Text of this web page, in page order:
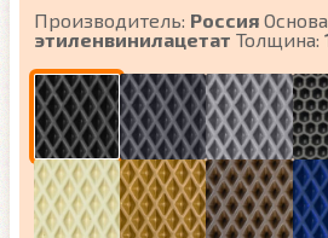
Производитель: Россия
этиленвинилацетат Толщина: